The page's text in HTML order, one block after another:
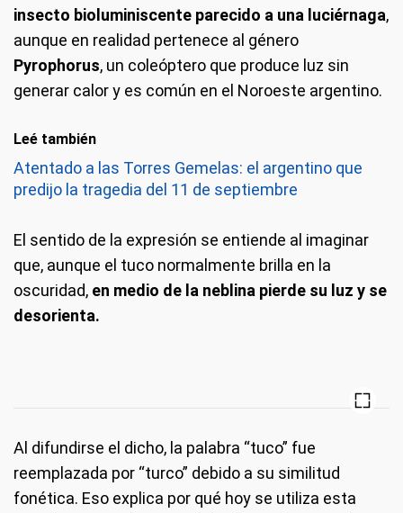
insecto bioluminiscente parecido a una luciérnaga,
aunque en realidad pertenece al género
Pyrophorus, un coleóptero que produce luz sin
generar calor y es común en el Noroeste argentino.
Leé también
Atentado a las Torres Gemelas: el argentino que
predijo la tragedia del 11 de septiembre
El sentido de la expresión se entiende al imaginar
que, aunque el tuco normalmente brilla en la
oscuridad, en medio de la neblina pierde su luz y se
desorienta.
Al difundirse el dicho, la palabra “tuco” fue
reemplazada por “turco” debido a su similitud
fonética. Eso explica por qué hoy se utiliza esta